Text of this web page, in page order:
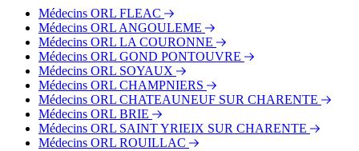
Métro - Chantoiseau
Métro - Badoris
Médecins ORL FLEAC
Médecins ORL ANGOULEME
Médecins ORL LA COURONNE
Médecins ORL GOND PONTOUVRE
Médecins ORL SOYAUX
Médecins ORL CHAMPNIERS
Médecins ORL CHATEAUNEUF SUR CHARENTE
Médecins ORL BRIE
Médecins ORL SAINT YRIEIX SUR CHARENTE
Médecins ORL ROUILLAC